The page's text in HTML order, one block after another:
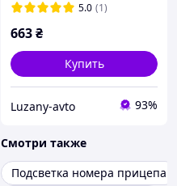
5.0 (1)
663₴
Купить
Luzany-avto 93%
Смотри также
Подсветка номера прицепа